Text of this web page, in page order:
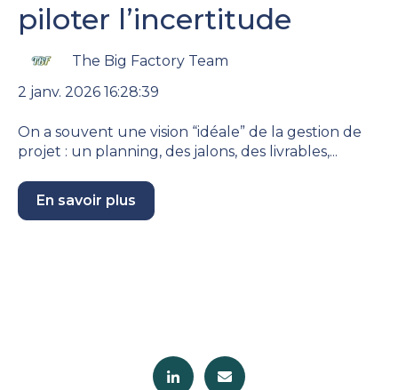
piloter l’incertitude
The Big Factory Team
2 janv. 2026 16:28:39
On a souvent une vision “idéale” de la gestion de
projet : un planning, des jalons, des livrables,...
En savoir plus